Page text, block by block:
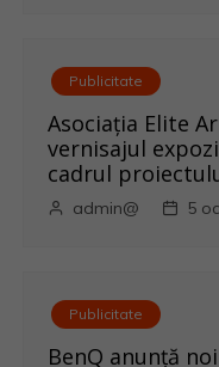
Publicitate
Asociația Elite
vernisajul
cadrul
admin@ 5
Publicitate
BenQ anunţă